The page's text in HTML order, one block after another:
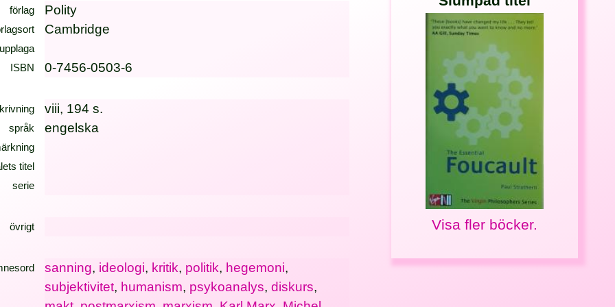
Visa fler böcker.
förlag Polity
Cambridge
ISBN
0-7456-0503-6
viii, 194 s.
språk engelska
titel
serie
övrigt
sanning, ideologi, kritik, politik, hegemoni,
subjektivitet, humanism, psykoanalys,diskurs,